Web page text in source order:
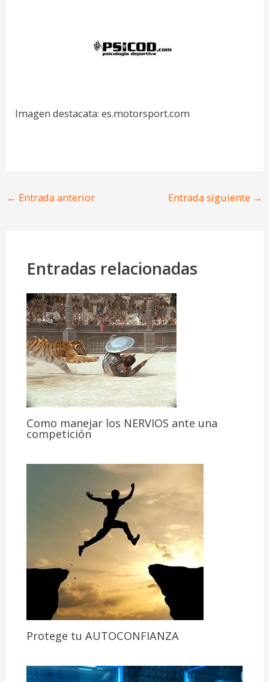
Imagen destacata: es.motorsport.com
← Entrada anterior Entrada siguiente →
Entradas relacionadas
Como manejar los NERVIOS ante una
competición
Protege tu AUTOCONFIANZA